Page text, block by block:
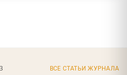
ВСЕ СТАТЬИ ЖУРНАЛА